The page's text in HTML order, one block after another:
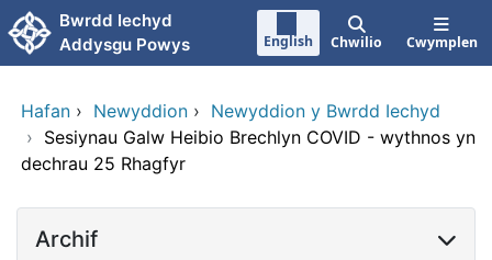
Neidio i'r prif gynnwy
Bwrdd Iechyd
Addysgu Powys
English Chwilio Cwymplen
Hafan › Newyddion › Newyddion y Bwrdd Iechyd
› Sesiynau Galw Heibio Brechlyn COVID - wythnos yn
dechrau 25 Rhagfyr
Archif